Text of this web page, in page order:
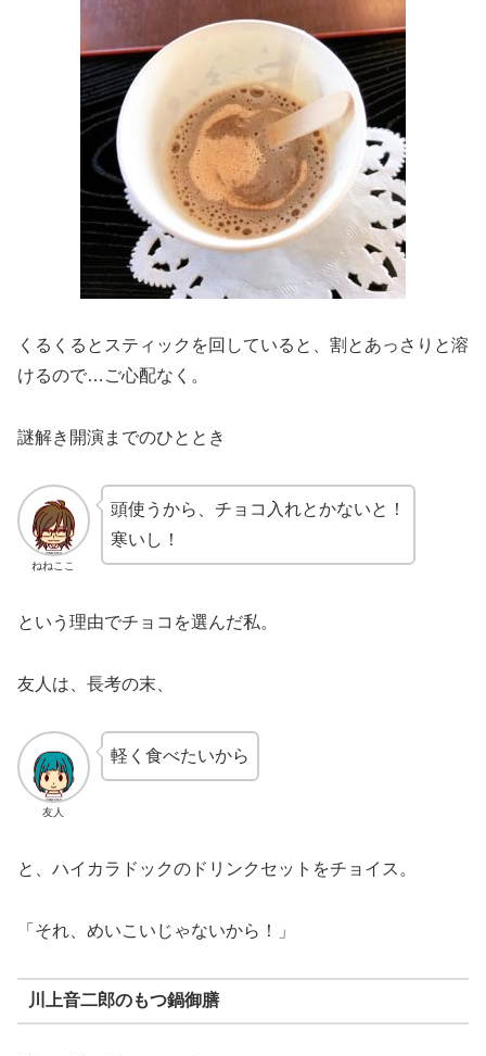
くるくるとスティックを回していると、割とあっさりと溶
けるので…ご心配なく。
謎解き開演までのひととき
ねねここ
頭使うから、チョコ入れとかないと！
寒いし！
という理由でチョコを選んだ私。
友人は、長考の末、
友人
軽く食べたいから
と、ハイカラドックのドリンクセットをチョイス。
「それ、めいこいじゃないから！」
川上音二郎のもつ鍋御膳